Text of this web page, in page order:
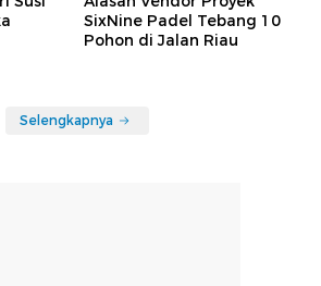
SixNine Padel Tebang 10
Pohon di Jalan Riau
Selengkapnya